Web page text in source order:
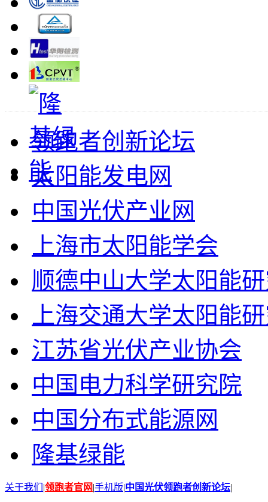
领跑者创新论坛
太阳能发电网
中国光伏产业网
上海市太阳能学会
顺德中山大学太阳能
上海交通大学太阳能
江苏省光伏产业协会
中国电力科学研究院
中国分布式能源网
隆基绿能
关于我们 |领跑者官网|手机版|中国光伏领跑者创新论坛|